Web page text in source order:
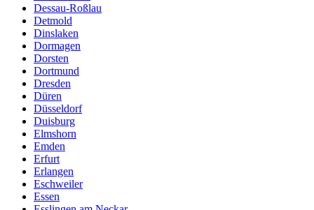
Dessau-Roßlau
Detmold
Dinslaken
Dormagen
Dorsten
Dortmund
Dresden
Düren
Düsseldorf
Duisburg
Elmshorn
Emden
Erfurt
Erlangen
Eschweiler
Essen